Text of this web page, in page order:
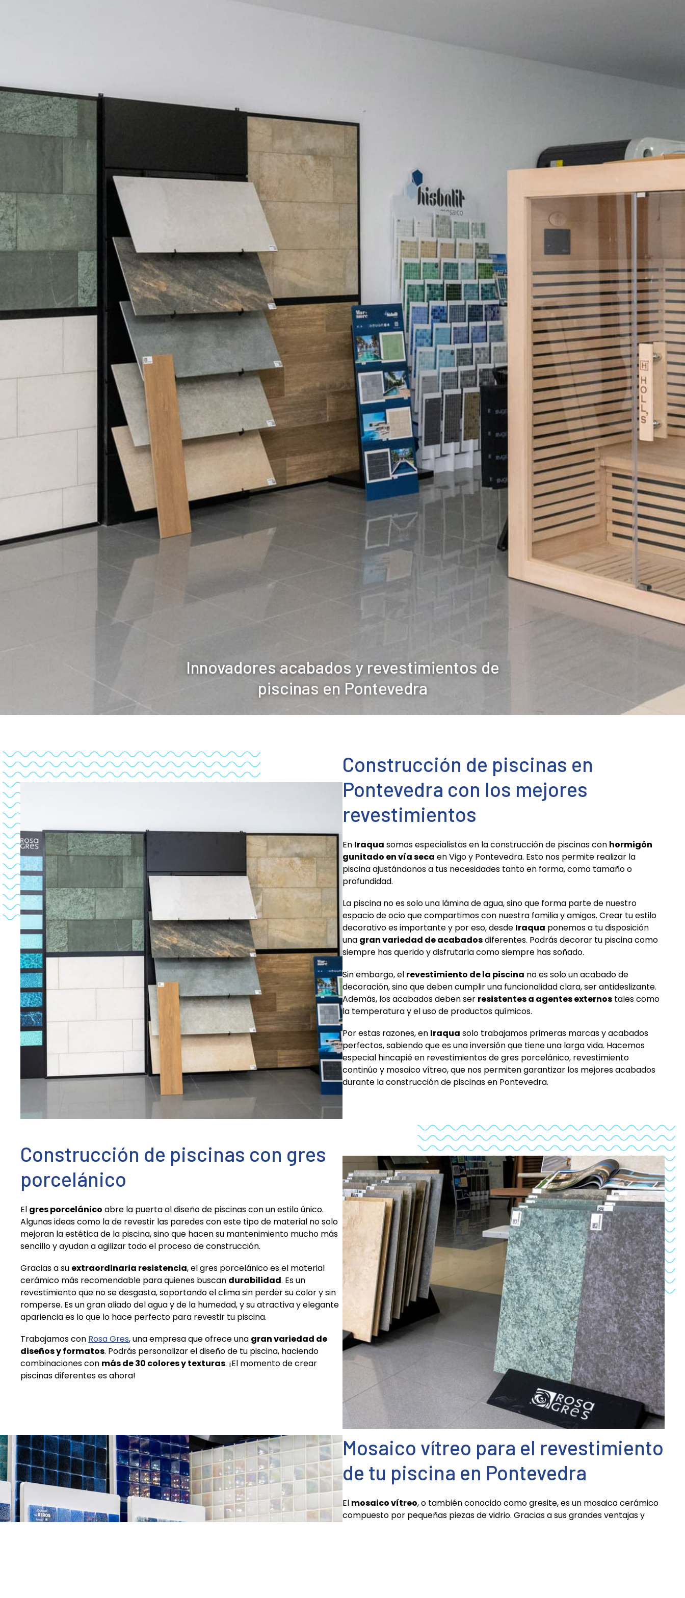
Innovadores acabados y revestimientos de
piscinas en Pontevedra
Construcción de piscinas en
Pontevedra con los mejores
revestimientos
En Iraqua somos especialistas en la construcción de piscinas con hormigón
gunitado en vía seca en Vigo y Pontevedra. Esto nos permite realizar la
piscina ajustándonos a tus necesidades tanto en forma, como tamaño o
profundidad.
La piscina no es solo una lámina de agua, sino que forma parte de nuestro
espacio de ocio que compartimos con nuestra familia y amigos. Crear tu estilo
decorativo es importante y por eso, desde Iraqua ponemos a tu disposición
una gran variedad de acabadosdiferentes. Podrás decorar tu piscina como
siempre has querido y disfrutarla como siempre has soñado.
Sin embargo, el revestimiento de la piscina no es solo un acabado de
decoración, sino que deben cumplir una funcionalidad clara, ser antideslizante.
Además, los acabados deben ser resistentes a agentes externos tales como
la temperatura y el uso de productos químicos.
Por estas razones, en Iraqua solo trabajamos primeras marcas y acabados
perfectos, sabiendo que es una inversión que tiene una larga vida. Hacemos
especial hincapié en revestimientos de gres porcelánico, revestimiento
continúo y mosaico vítreo, que nos permiten garantizar los mejores acabados
durante la construcción de piscinas en Pontevedra.
Construcción de piscinas con gres
porcelánico
El gres porcelánico abre la puerta al diseño de piscinas con un estilo único.
Algunas ideas como la de revestir las paredes con este tipo de material no solo
mejoran la estética de la piscina, sino que hacen su mantenimiento mucho más
sencillo y ayudan a agilizar todo el proceso de construcción.
Gracias a su extraordinaria resistencia, el gres porcelánico es el material
cerámico más recomendable para quienes buscan durabilidad. Es un
revestimiento que no se desgasta, soportando el clima sin perder su color y sin
romperse. Es un gran aliado del agua y de la humedad, y su atractiva y elegante
apariencia es lo que lo hace perfecto para revestir tu piscina.
Trabajamos con Rosa Gres, una empresa que ofrece una gran variedad de
diseños y formatos. Podrás personalizar el diseño de tu piscina, haciendo
combinaciones con más de 30 colores y texturas. ¡El momento de crear
piscinas diferentes es ahora!
Mosaico vítreo para el revestimiento
de tu piscina en Pontevedra
El mosaico vítreo, o también conocido como gresite, es un mosaico cerámico
compuesto por pequeñas piezas de vidrio. Gracias a sus grandes ventajas y